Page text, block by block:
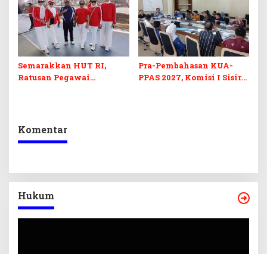
Semarakkan HUT RI,
Ratusan Pegawai
Pra-Pembahasan KUA-
PPAS 2027, Komisi I Sisir
Komentar
Hukum